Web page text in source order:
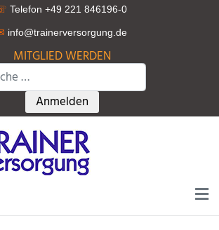
Telefon +49 221 846196-0
info@trainerversorgung.de
MITGLIED WERDEN
Type 2 or more characters for
Anmelden